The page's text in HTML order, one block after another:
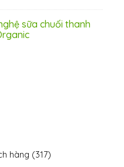
sữa chuối thanh
hàng (317)